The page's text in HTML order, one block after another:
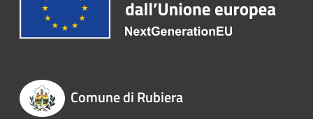
Comune di Rubiera